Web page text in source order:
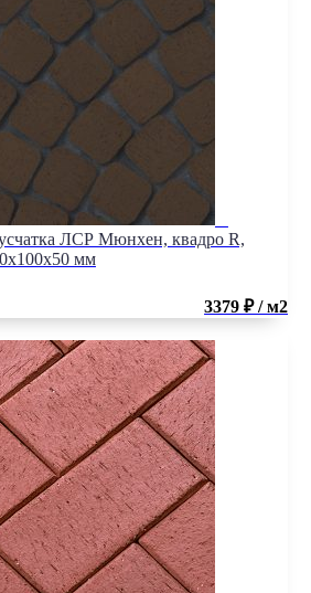
ЛСР Мюнхен, квадро R,
мм
3379 ₽ / м2